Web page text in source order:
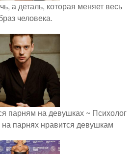
а деталь, которая меняет весь
человека.
парням на девушках ~ Психолог
парнях нравится девушкам